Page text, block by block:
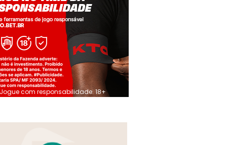
Jogue com responsabilidade. 18+